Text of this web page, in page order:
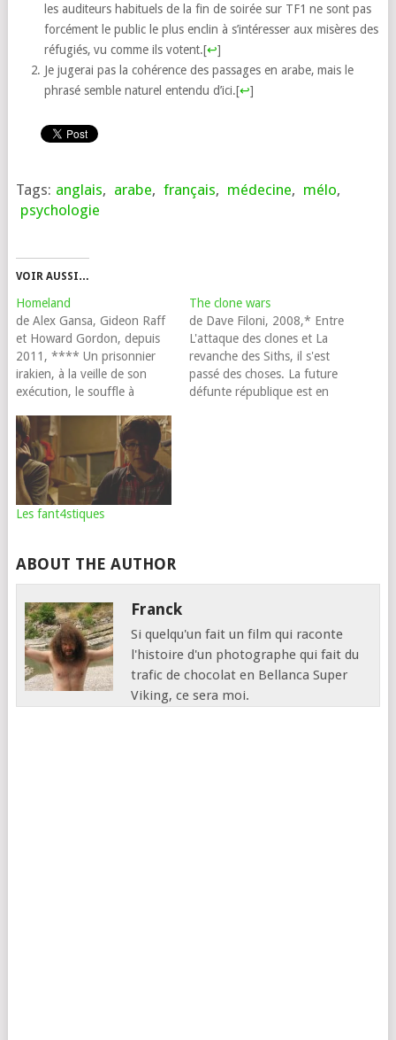
les audi­teurs habi­tuels de la fin de soi­rée sur TF1 ne sont pas
for­cé­ment le public le plus enclin à s’in­té­res­ser aux misères des
réfu­giés, vu comme ils votent.[↩]
Je juge­rai pas la cohé­rence des pas­sages en arabe, mais le
phra­sé semble natu­rel enten­du d’i­ci.[↩]
Tags: anglais, arabe, français, médecine, mélo,
psychologie
VOIR AUSSI…
Homeland
de Alex Gansa, Gideon Raff
et Howard Gordon, depuis
2011, **** Un prisonnier
irakien, à la veille de son
exécution, le souffle à
la CIA : "un prisonnier de
guerre américain a été
retourné." C'est court, mais
ça ne tombe pas dans
l'oreille d'une sourde…
The clone wars
de Dave Filoni, 2008,* Entre
L'attaque des clones et La
revanche des Siths, il s'est
passé des choses. La future
défunte république est en
Les fant4stiques
ABOUT THE AUTHOR
Franck
Si quelqu'un fait un film qui raconte
l'histoire d'un photographe qui fait du
trafic de chocolat en Bellanca Super
Viking, ce sera moi.